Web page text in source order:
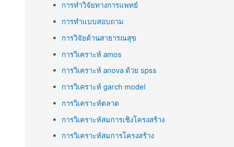
การทำวิจัยทางการแพทย์
การทำแบบสอบถาม
การวิจัยด้านสาธารณสุข
การวิเคราะห์ amos
การวิเคราะห์ anova ด้วย spss
การวิเคราะห์ garch model
การวิเคราะห์ตลาด
การวิเคราะห์สมการเชิงโครงสร้าง
การวิเคราะห์สมการโครงสร้าง